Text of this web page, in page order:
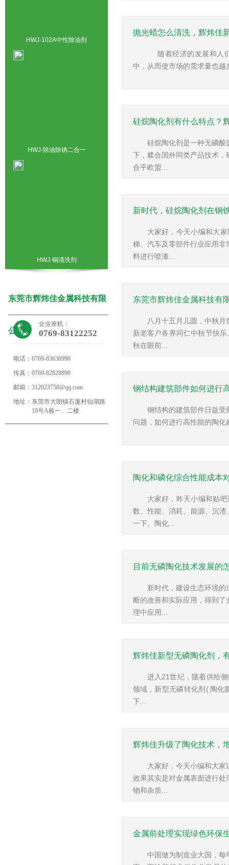
HWJ-102A中性除油剂
HWJ-除油除锈二合一
HWJ-铜清洗剂
东莞市辉炜佳金属科技有限
公司
企业座机：
0769-83122252
电话： 0769-83636990
传真： 0769-82828890
邮箱： 312023758@qq.com
地址： 东莞市大朗镇石厦村仙湖路
10号A栋一、二楼
抛光蜡怎么清洗，辉炜佳
随着经济的发展和人
中，从而使市场的需求量也
硅烷陶化剂有什么特点？
硅烷陶化剂是一种无磷酸
下，糅合国外同类产品技术
合乎欧盟...
新时代，硅烷陶化剂在钢
大家好，今天小编和大
梯、汽车及零部件行业应用
料进行喷漆...
东莞市辉炜佳金属科技有
八月十五月儿圆，中秋
新老客户各界同仁中秋节快
秋在眼前...
钢结构建筑部件如何进行
钢结构的建筑部件日益受
问题，如何进行高性能的陶化
陶化和磷化综合性能成本
大家好，昨天小编和贴
数、性能、消耗、能源、沉
一下。陶化...
目前无磷陶化技术发展的
新时代，建设生态环境
断的改善和实际应用，得到
理中应用...
辉炜佳新型无磷陶化剂，
进入21世纪，随着供给
领域，新型无磷转化剂( 陶化
下...
辉炜佳升级了陶化技术，
大家好，今天小编和大
效果其实是对金属表面进行
物和杂质...
金属前处理实现绿色环保
中国做为制造业大国，每